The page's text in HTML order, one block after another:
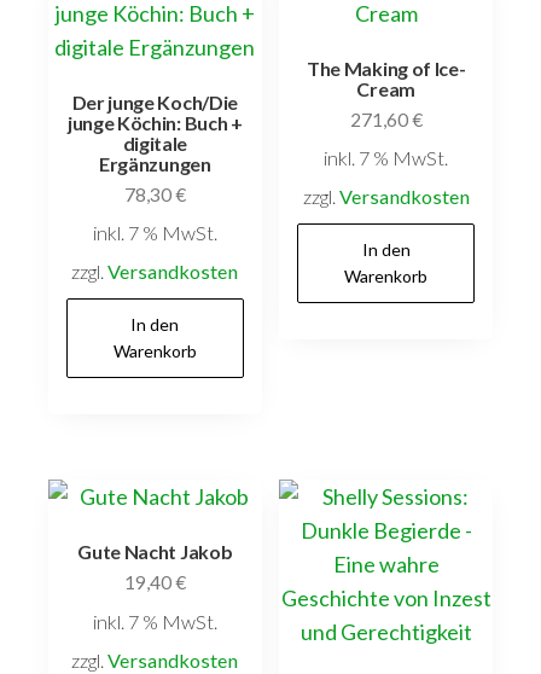
Der junge Koch/Die
junge Köchin: Buch +
digitale
Ergänzungen
78,30€
inkl. 7 % MwSt.
zzgl.Versandkosten
In den
Warenkorb
The Making of Ice-
Cream
271,60€
inkl. 7 % MwSt.
zzgl. Versandkosten
In den
Warenkorb
Gute Nacht Jakob
19,40€
inkl. 7 % MwSt.
zzgl.Versandkosten